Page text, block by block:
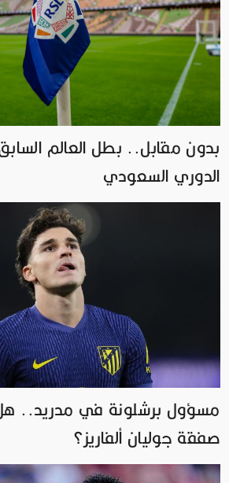
بدون مقابل.. بطل العالم
الدوري السعودي
مسؤول برشلونة في مدريد..
صفقة جوليان ألفاريز؟